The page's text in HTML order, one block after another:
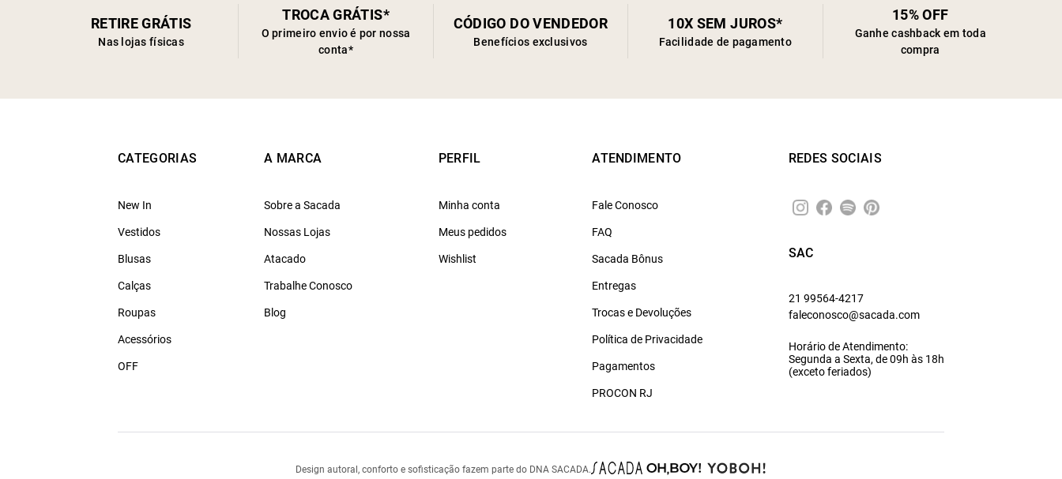
RETIRE GRÁTIS
Nas lojas físicas
TROCA GRÁTIS*
O primeiro envio é por nossa
conta*
CÓDIGO DO VENDEDOR
Benefícios exclusivos
10X SEM JUROS*
Facilidade de pagamento
15% OFF
Ganhe cashback em toda
compra
CATEGORIAS
New In
Vestidos
Blusas
Calças
Roupas
Acessórios
OFF
A MARCA
Sobre a Sacada
Nossas Lojas
Atacado
Trabalhe Conosco
Blog
PERFIL
Minha conta
Meus pedidos
Wishlist
ATENDIMENTO
Fale Conosco
FAQ
Sacada Bônus
Entregas
Trocas e Devoluções
Política de Privacidade
Pagamentos
PROCON RJ
REDES SOCIAIS
SAC
21 99564-4217
faleconosco@sacada.com
Horário de Atendimento:
Segunda a Sexta, de 09h às 18h
(exceto feriados)
Design autoral, conforto e sofisticação fazem parte do DNA SACADA.